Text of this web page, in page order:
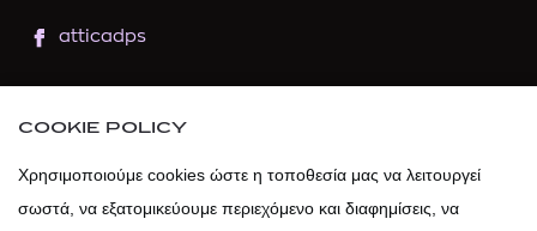
atticadps
atticadps
COOKIE POLICY
Χρησιμοποιούμε cookies ώστε η τοποθεσία μας να λειτουργεί
σωστά, να εξατομικεύουμε περιεχόμενο και διαφημίσεις, να